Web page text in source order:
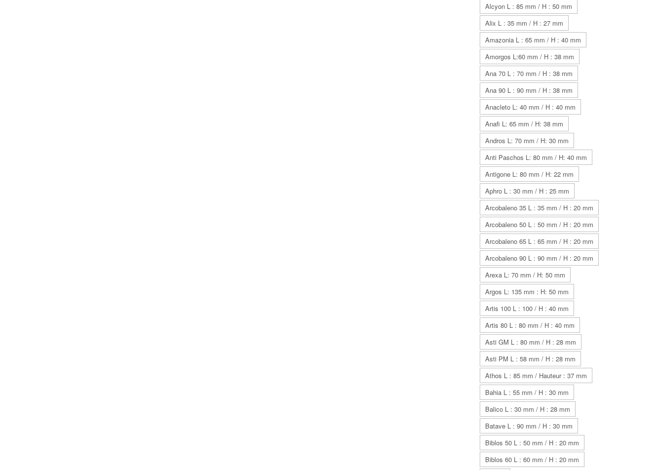
Alcyon L : 85 mm / H : 50 mm
Alix L : 35 mm / H : 27 mm
Amazonia L : 65 mm / H : 40 mm
Amorgos L:60 mm / H : 38 mm
Ana 70 L : 70 mm / H : 38 mm
Ana 90 L : 90 mm / H : 38 mm
Anacleto L: 40 mm / H : 40 mm
Anafi L: 65 mm / H: 38 mm
Andros L: 70 mm / H: 30 mm
Anti Paschos L: 80 mm / H: 40 mm
Antigone L: 80 mm / H: 22 mm
Aphro L : 30 mm / H : 25 mm
Arcobaleno 35 L : 35 mm / H : 20 mm
Arcobaleno 50 L : 50 mm / H : 20 mm
Arcobaleno 65 L : 65 mm / H : 20 mm
Arcobaleno 90 L : 90 mm / H : 20 mm
Arexa L: 70 mm / H: 50 mm
Argos L: 135 mm : H: 50 mm
Artis 100 L : 100 / H : 40 mm
Artis 80 L : 80 mm / H : 40 mm
Asti GM L : 80 mm / H : 28 mm
Asti PM L : 58 mm / H : 28 mm
Athos L : 85 mm / Hauteur : 37 mm
Bahia L : 55 mm / H : 30 mm
Balico L : 30 mm / H : 28 mm
Batave L : 90 mm / H : 30 mm
Biblos 50 L : 50 mm / H : 20 mm
Biblos 60 L : 60 mm / H : 20 mm